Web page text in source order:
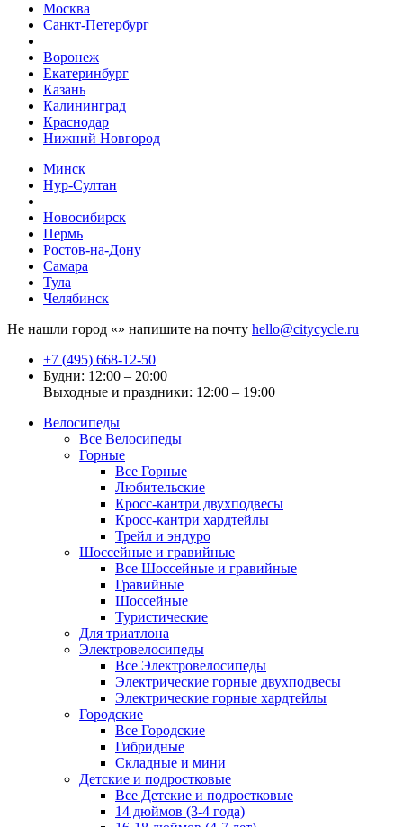
Москва
Санкт-Петербург
Воронеж
Екатеринбург
Казань
Калининград
Краснодар
Нижний Новгород
Минск
Нур-Султан
Новосибирск
Пермь
Ростов-на-Дону
Самара
Тула
Челябинск
Не нашли город «» напишите на почту hello@citycycle.ru
+7 (495) 668-12-50
Будни: 12:00 – 20:00
Выходные и праздники: 12:00 – 19:00
Велосипеды
Все Велосипеды
Горные
Все Горные
Любительские
Кросс-кантри двухподвесы
Кросс-кантри хардтейлы
Трейл и эндуро
Шоссейные и гравийные
Все Шоссейные и гравийные
Гравийные
Шоссейные
Туристические
Для триатлона
Электровелосипеды
Все Электровелосипеды
Электрические горные двухподвесы
Электрические горные хардтейлы
Городские
Все Городские
Гибридные
Складные и мини
Детские и подростковые
Все Детские и подростковые
14 дюймов (3-4 года)